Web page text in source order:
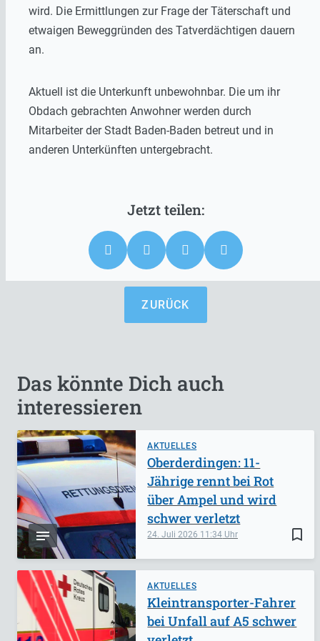
wird. Die Ermittlungen zur Frage der Täterschaft und
etwaigen Beweggründen des Tatverdächtigen dauern
an.
Aktuell ist die Unterkunft unbewohnbar. Die um ihr
Obdach gebrachten Anwohner werden durch
Mitarbeiter der Stadt Baden-Baden betreut und in
anderen Unterkünften untergebracht.
ZURÜCK
Das könnte Dich auch
interessieren
AKTUELLES
bookmark_border
24. Juli 2026 11:34
Oberderdingen: 11-
Jährige rennt bei Rot
über Ampel und wird
schwer verletzt
AKTUELLES
Kleintransporter-Fahrer
bei Unfall auf A5 schwer